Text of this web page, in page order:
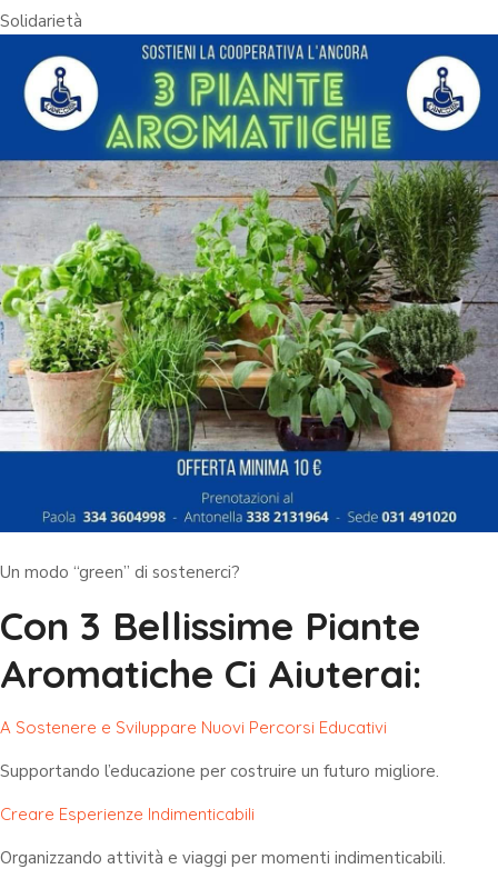
Solidarietà
Un modo “green” di sostenerci?
Con 3 Bellissime Piante
Aromatiche Ci Aiuterai:
A Sostenere e Sviluppare Nuovi Percorsi Educativi
Supportando l’educazione per costruire un futuro migliore.
Creare Esperienze Indimenticabili
Organizzando attività e viaggi per momenti indimenticabili.